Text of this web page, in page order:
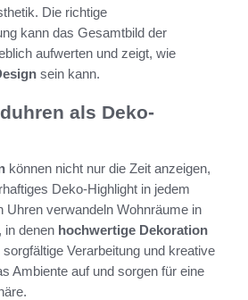
Die richtige
kann das Gesamtbild der
aufwerten und zeigt, wie
sein kann.
als Deko-
können nicht nur die Zeit anzeigen,
Deko-Highlight in jedem
Uhren verwandeln Wohnräume in
in denen hochwertige Dekoration
Verarbeitung und kreative
Ambiente auf und sorgen für eine